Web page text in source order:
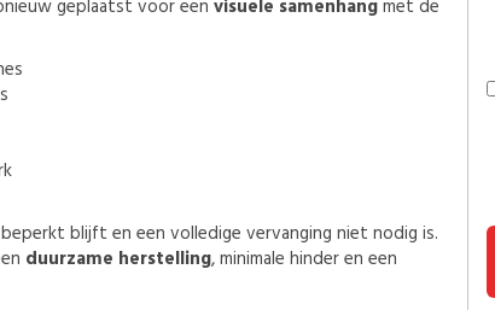
geplaatst voor een visuele samenhangmet de
blijft en een volledige vervanging niet nodig is.
duurzame herstelling, minimale hinder en een